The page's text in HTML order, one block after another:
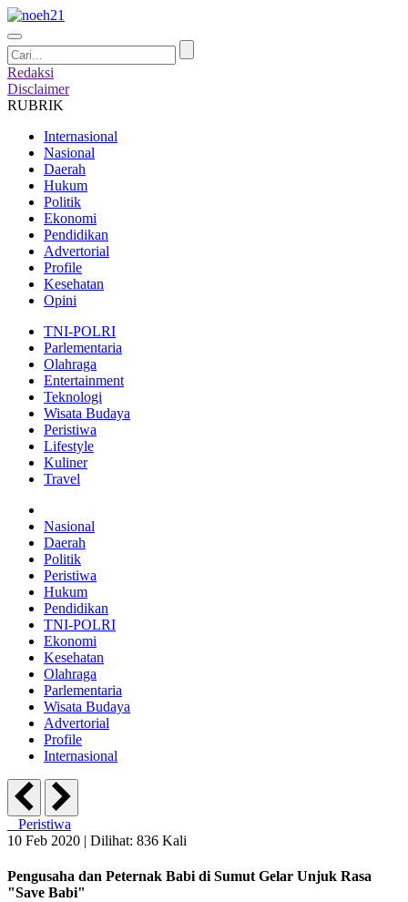
Redaksi
Disclaimer
RUBRIK
Internasional
Nasional
Daerah
Hukum
Politik
Ekonomi
Pendidikan
Advertorial
Profile
Kesehatan
Opini
TNI-POLRI
Parlementaria
Olahraga
Entertainment
Teknologi
Wisata Budaya
Peristiwa
Lifestyle
Kuliner
Travel
Nasional
Daerah
Politik
Peristiwa
Hukum
Pendidikan
TNI-POLRI
Ekonomi
Kesehatan
Olahraga
Parlementaria
Wisata Budaya
Advertorial
Profile
Internasional
Peristiwa
10 Feb 2020 | Dilihat: 836 Kali
Pengusaha dan Peternak Babi di Sumut Gelar Unjuk Rasa
"Save Babi"